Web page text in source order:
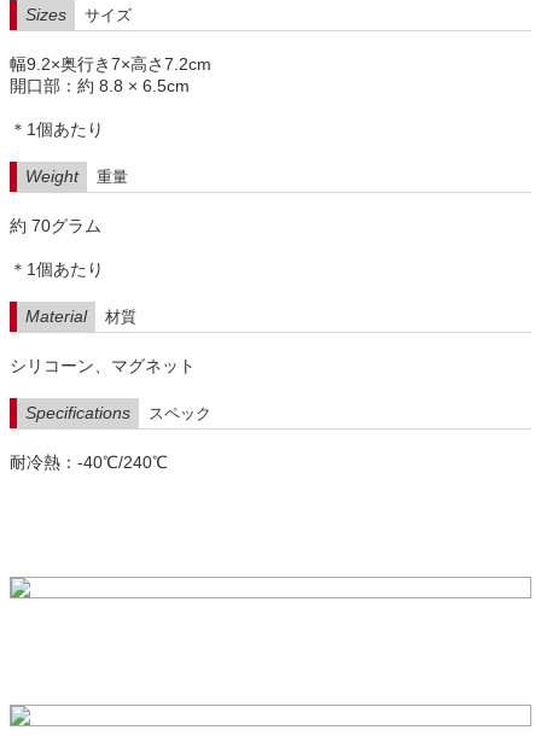
Sizes サイズ
幅9.2×奥行き7×高さ7.2cm
開口部：約 8.8 × 6.5cm
＊1個あたり
Weight 重量
約 70グラム
＊1個あたり
Material 材質
シリコーン、マグネット
Specifications スペック
耐冷熱：-40℃/240℃